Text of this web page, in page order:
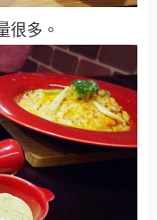
很多。